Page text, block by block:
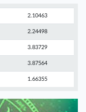
2.10463
2.24498
3.83729
3.87564
1.66355